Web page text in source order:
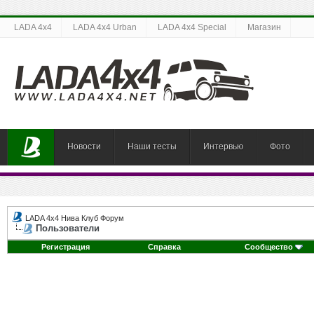
LADA 4x4 LADA 4x4 Urban LADA 4x4 Special Магазин
Новости Наши тесты Интервью Фото
LADA 4x4 Нива Клуб Форум
Пользователи
Регистрация Справка Сообщество